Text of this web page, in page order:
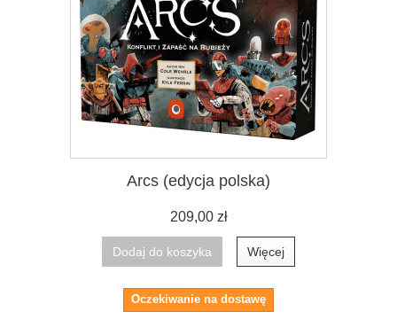
Arcs (edycja polska)
209,00 zł
Dodaj do koszyka Więcej
Oczekiwanie na dostawę